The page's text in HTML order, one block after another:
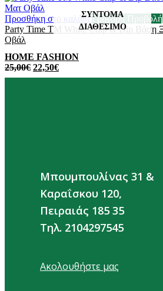
Προσθήκη στο καλάθι Γρήγορη Προβολή
Party Time TM White Chip & Dip Βάση
Οβάλ
HOME FASHION
25,00€ 22,50€
Μπουμπουλίνας 31 &
Καραΐσκου 120,
Πειραιάς 185 35
Τηλ. 2104297545
Ακολουθήστε μας